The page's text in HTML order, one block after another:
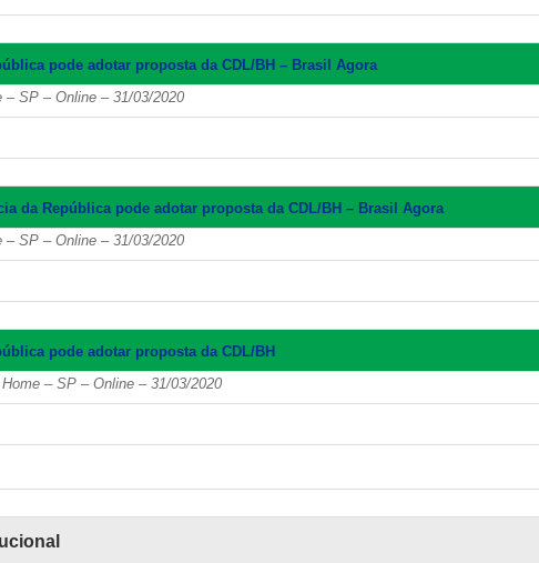
pode adotar proposta da CDL/BH – Brasil Agora
– SP – Online – 31/03/2020
da República pode adotar proposta da CDL/BH – Brasil Agora
– SP – Online – 31/03/2020
pode adotar proposta da CDL/BH
– SP – Online – 31/03/2020